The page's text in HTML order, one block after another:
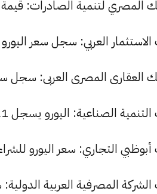
لتنمية الصادرات: قيمة اليورو للشراء هي
العربي: سجل سعر اليورو 53.88 جنيها للشراء و 54.20 للبيع.
المصرى العربى: سجل سعر اليورو 53.88 جنيها
الصناعية: اليورو يسجل 54.21 جنيها للشراء و 54.39 جنيها للبيع.
التجاري: سعر اليورو للشراء هو 53.81 جنيها، وللبيع
المصرفية العربية الدولية: سعر اليورو الآن 53.88